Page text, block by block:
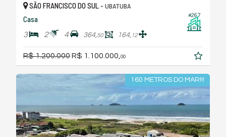
#267
SÃO FRANCISCO DO SUL - UBATUBA
Casa
3 2 4 364,50 164, 12
R$ 1.200.000R$ 1.100.000, 00
160 METROS DO MAR!!!